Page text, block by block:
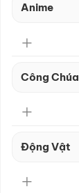
Anime
Công Chúa
Động Vật